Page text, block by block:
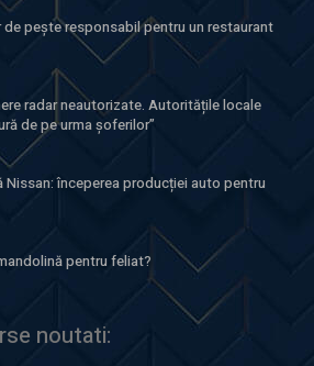
de pește responsabil pentru un restaurant
radar neautorizate. Autoritățile locale
de pe urma șoferilor”
Nissan: începerea producției auto pentru
pentru feliat?
noutati: